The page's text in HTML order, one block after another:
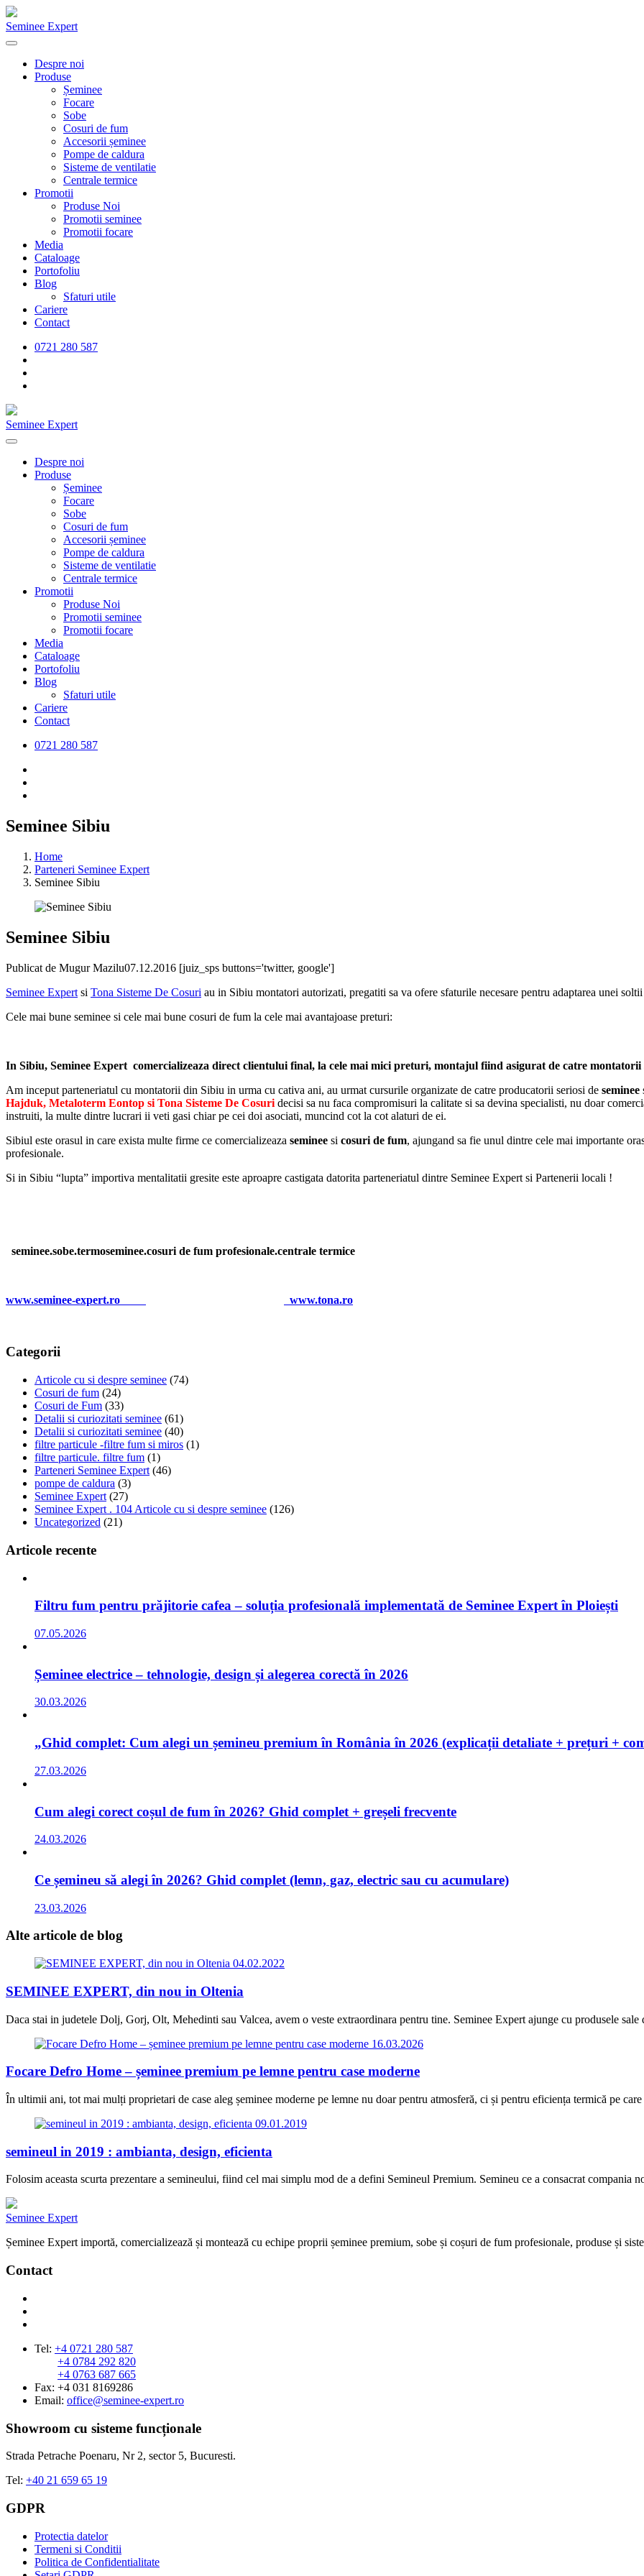
Seminee Expert
Despre noi
Produse
Șeminee
Focare
Sobe
Cosuri de fum
Accesorii șeminee
Pompe de caldura
Sisteme de ventilatie
Centrale termice
Promotii
Produse Noi
Promotii seminee
Promotii focare
Media
Cataloage
Portofoliu
Blog
Sfaturi utile
Cariere
Contact
0721 280 587
Seminee Expert
Despre noi
Produse
Șeminee
Focare
Sobe
Cosuri de fum
Accesorii șeminee
Pompe de caldura
Sisteme de ventilatie
Centrale termice
Promotii
Produse Noi
Promotii seminee
Promotii focare
Media
Cataloage
Portofoliu
Blog
Sfaturi utile
Cariere
Contact
0721 280 587
Seminee Sibiu
Home
Parteneri Seminee Expert
Seminee Sibiu
Seminee Sibiu
Publicat de Mugur Mazilu07.12.2016 [juiz_sps buttons='twitter, google']
Seminee Expert si Tona Sisteme De Cosuri au in Sibiu montatori autorizati, pregatiti sa va ofere sfaturile necesare pentru adaptarea unei
Cele mai bune seminee si cele mai bune cosuri de fum la cele mai avantajoase preturi:
In Sibiu, Seminee Expert comercializeaza direct clientului final, la cele mai mici preturi, montajul fiind asigurat de catre
Am inceput parteneriatul cu montatorii din Sibiu in urma cu cativa ani, au urmat cursurile organizate de catre producatorii seriosi de seminee
Hajduk, Metaloterm Eontop si Tona Sisteme De Cosuri decisi sa nu faca compromisuri la calitate si sa devina specialisti, nu doar
instruiti, la multe dintre lucrari ii veti gasi chiar pe cei doi asociati, muncind cot la cot alaturi de ei.
Sibiul este orasul in care exista multe firme ce comercializeaza seminee si cosuri de fum, ajungand sa fie unul dintre cele mai importante
profesionale.
Si in Sibiu “lupta” importiva mentalitatii gresite este aproapre castigata datorita parteneriatul dintre Seminee Expert si Partenerii locali !
seminee.sobe.termoseminee.cosuri de fum profesionale.centrale termice
www.seminee-expert.ro www.tona.ro
Categorii
Articole cu si despre seminee (74)
Cosuri de fum (24)
Cosuri de Fum (33)
Detalii si curiozitati seminee (61)
Detalii si curiozitati seminee (40)
filtre particule -filtre fum si miros (1)
filtre particule. filtre fum (1)
Parteneri Seminee Expert (46)
pompe de caldura (3)
Seminee Expert (27)
Seminee Expert . 104 Articole cu si despre seminee (126)
Uncategorized (21)
Articole recente
Filtru fum pentru prăjitorie cafea – soluția profesională implementată de Seminee Expert în Ploiești
07.05.2026
Șeminee electrice – tehnologie, design și alegerea corectă în 2026
30.03.2026
„Ghid complet: Cum alegi un șemineu premium în România în 2026 (explicații detaliate + prețuri +
27.03.2026
Cum alegi corect coșul de fum în 2026? Ghid complet + greșeli frecvente
24.03.2026
Ce șemineu să alegi în 2026? Ghid complet (lemn, gaz, electric sau cu acumulare)
23.03.2026
Alte articole de blog
04.02.2022
SEMINEE EXPERT, din nou in Oltenia
Daca stai in judetele Dolj, Gorj, Olt, Mehedinti sau Valcea, avem o veste extraordinara pentru tine. Seminee Expert ajunge cu produsele
16.03.2026
Focare Defro Home – șeminee premium pe lemne pentru case moderne
În ultimii ani, tot mai mulți proprietari de case aleg șeminee moderne pe lemne nu doar pentru atmosferă, ci și pentru eficiența termică pe
09.01.2019
semineul in 2019 : ambianta, design, eficienta
Folosim aceasta scurta prezentare a semineului, fiind cel mai simplu mod de a defini Semineul Premium. Semineu ce a consacrat compania
Seminee Expert
Șeminee Expert importă, comercializează și montează cu echipe proprii șeminee premium, sobe și coșuri de fum profesionale, produse și
Contact
Tel: +4 0721 280 587
+4 0784 292 820
+4 0763 687 665
Fax: +4 031 8169286
Email: office@seminee-expert.ro
Showroom cu sisteme funcționale
Strada Petrache Poenaru, Nr 2, sector 5, Bucuresti.
Tel: +40 21 659 65 19
GDPR
Protectia datelor
Termeni si Conditii
Politica de Confidentialitate